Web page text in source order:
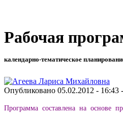
Рабочая
календарно-тематическое
Опубликовано 05.02.2012 - 16:43 -
Программа составлена на основе